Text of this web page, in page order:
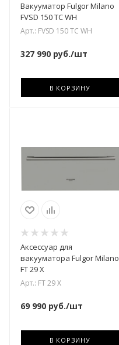
Вакууматор Fulgor Milano
FVSD 150 TC WH
Арт.: FVSD 150 TC WH
327 990 руб./шт
В КОРЗИНУ
Аксессуар для
вакууматора Fulgor Milano
FT 29 X
Арт.: FT 29 X
69 990 руб./шт
В КОРЗИНУ